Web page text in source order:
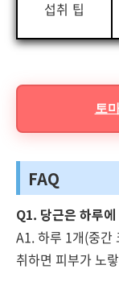
섭취 팁
토
FAQ
Q1. 당근은 하루
A1. 하루 1개(중간
취하면 피부가 노